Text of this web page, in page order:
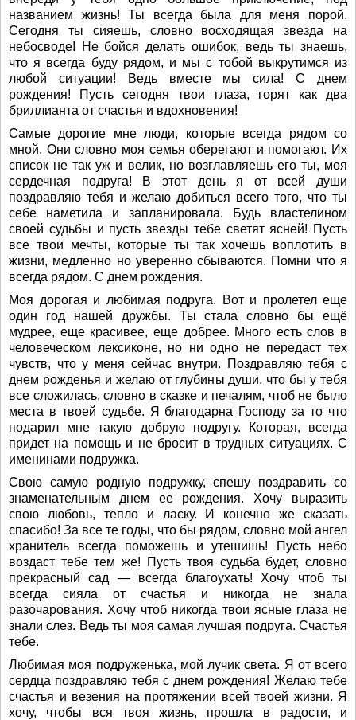
названием жизнь! Ты всегда была для меня порой.
Сегодня ты сияешь, словно восходящая звезда на
небосводе! Не бойся делать ошибок, ведь ты знаешь,
что я всегда буду рядом, и мы с тобой выкрутимся из
любой ситуации! Ведь вместе мы сила! С днем
рождения! Пусть сегодня твои глаза, горят как два
бриллианта от счастья и вдохновения!
Самые дорогие мне люди, которые всегда рядом со
мной. Они словно моя семья оберегают и помогают. Их
список не так уж и велик, но возглавляешь его ты, моя
сердечная подруга! В этот день я от всей души
поздравляю тебя и желаю добиться всего того, что ты
себе наметила и запланировала. Будь властелином
своей судьбы и пусть звезды тебе светят ясней! Пусть
все твои мечты, которые ты так хочешь воплотить в
жизни, медленно но уверенно сбываются. Помни что я
всегда рядом. С днем рождения.
Моя дорогая и любимая подруга. Вот и пролетел еще
один год нашей дружбы. Ты стала словно бы ещё
мудрее, еще красивее, еще добрее. Много есть слов в
человеческом лексиконе, но ни одно не передаст тех
чувств, что у меня сейчас внутри. Поздравляю тебя с
днем рожденья и желаю от глубины души, что бы у тебя
все сложилась, словно в сказке и печалям, чтоб не было
места в твоей судьбе. Я благодарна Господу за то что
подарил мне такую добрую подругу. Которая, всегда
придет на помощь и не бросит в трудных ситуациях. С
именинами подружка.
Свою самую родную подружку, спешу поздравить со
знаменательным днем ее рождения. Хочу выразить
свою любовь, тепло и ласку. И конечно же сказать
спасибо! За все те годы, что бы рядом, словно мой ангел
хранитель всегда поможешь и утешишь! Пусть небо
воздаст тебе тем же! Пусть твоя судьба будет, словно
прекрасный сад — всегда благоухать! Хочу чтоб ты
всегда сияла от счастья и никогда не знала
разочарования. Хочу чтоб никогда твои ясные глаза не
знали слез. Ведь ты моя самая лучшая подруга. Счастья
тебе.
Любимая моя подруженька, мой лучик света. Я от всего
сердца поздравляю тебя с днем рождения! Желаю тебе
счастья и везения на протяжении всей твоей жизни. Я
хочу, чтобы вся твоя жизнь, прошла в радости, и